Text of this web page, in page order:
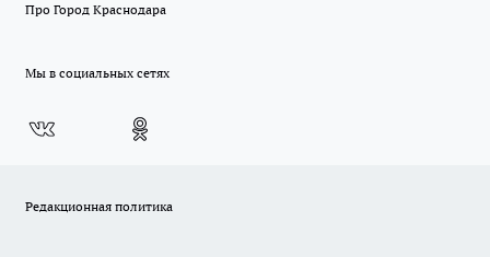
Про Город Краснодара
Мы в социальных сетях
Редакционная политика